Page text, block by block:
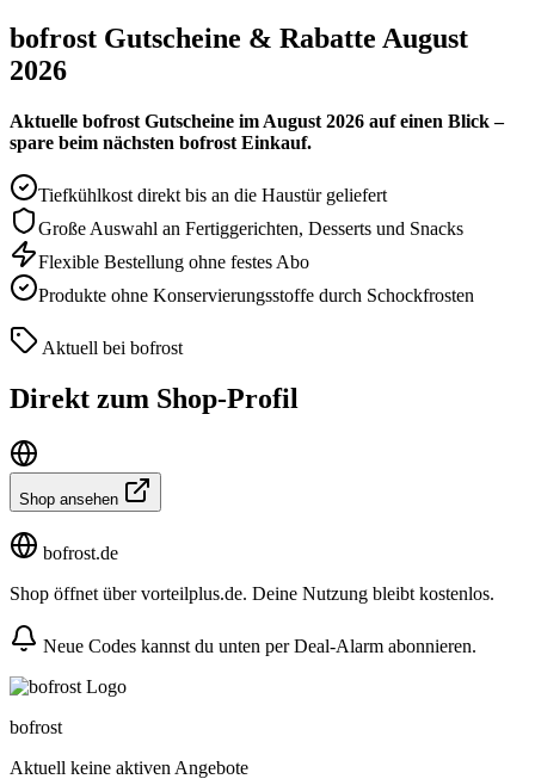
bofrost Gutscheine & Rabatte August
2026
Aktuelle bofrost Gutscheine im August 2026 auf einen Blick –
spare beim nächsten bofrost Einkauf.
Tiefkühlkost direkt bis an die Haustür geliefert
Große Auswahl an Fertiggerichten, Desserts und Snacks
Flexible Bestellung ohne festes Abo
Produkte ohne Konservierungsstoffe durch Schockfrosten
Aktuell bei bofrost
Direkt zum Shop-Profil
Shop ansehen
bofrost.de
Shop öffnet über vorteilplus.de. Deine Nutzung bleibt kostenlos.
Neue Codes kannst du unten per Deal-Alarm abonnieren.
bofrost
Aktuell keine aktiven Angebote